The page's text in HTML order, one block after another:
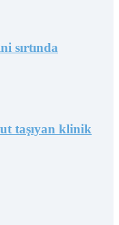
sırtında
taşıyan klinik